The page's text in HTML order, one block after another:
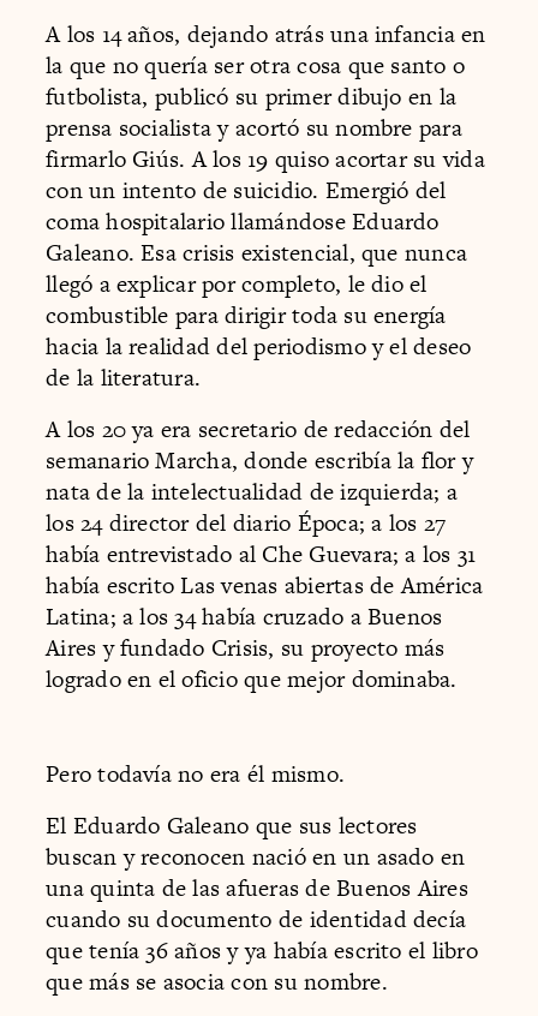
A los 14 años, dejando atrás una infancia en
la que no quería ser otra cosa que santo o
futbolista, publicó su primer dibujo en la
prensa socialista y acortó su nombre para
firmarlo Giús. A los 19 quiso acortar su vida
con un intento de suicidio. Emergió del
coma hospitalario llamándose Eduardo
Galeano. Esa crisis existencial, que nunca
llegó a explicar por completo, le dio el
combustible para dirigir toda su energía
hacia la realidad del periodismo y el deseo
de la literatura.
A los 20 ya era secretario de redacción del
semanario Marcha, donde escribía la flor y
nata de la intelectualidad de izquierda; a
los 24 director del diario Época; a los 27
había entrevistado al Che Guevara; a los 31
había escrito Las venas abiertas de América
Latina; a los 34 había cruzado a Buenos
Aires y fundado Crisis, su proyecto más
logrado en el oficio que mejor dominaba.
Pero todavía no era él mismo.
El Eduardo Galeano que sus lectores
buscan y reconocen nació en un asado en
una quinta de las afueras de Buenos Aires
cuando su documento de identidad decía
que tenía 36 años y ya había escrito el libro
que más se asocia con su nombre.